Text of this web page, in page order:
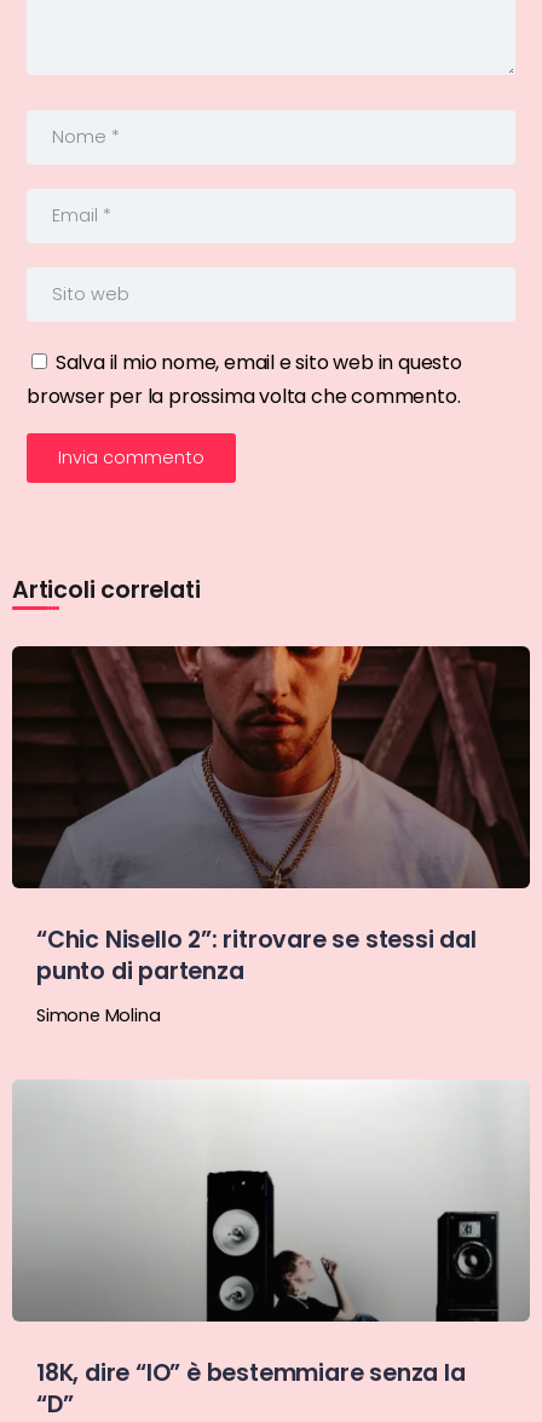
Salva il mio nome, email e sito web in questo
browser per la prossima volta che commento.
Articoli correlati
“Chic Nisello 2”: ritrovare se stessi dal
punto di partenza
Simone Molina
18K, dire “IO” è bestemmiare senza la
“D”